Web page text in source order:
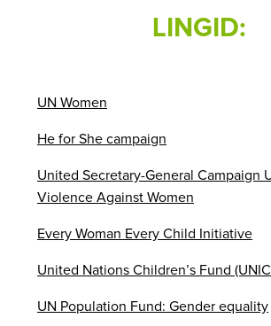
LINGID:
UN Women
He for She campaign
United Secretary-General Campaign
Violence Against Women
Every Woman Every Child Initiative
United Nations Children’s Fund
UN Population Fund: Gender equality